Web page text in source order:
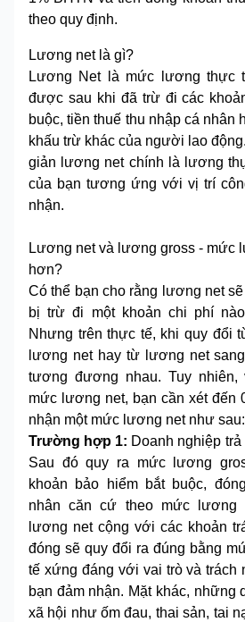
theo quy định.
Lương net là gì?
Lương Net là mức lương thực
được sau khi đã trừ đi các
buộc, tiền thuế thu nhập cá nhân
khấu trừ khác của người lao
giản lương net chính là lương
của bạn tương ứng với vị trí
nhận.
Lương net và lương gross - mức
hơn?
Có thể bạn cho rằng lương net
bị trừ đi một khoản chi phí
Nhưng trên thực tế, khi quy đổi
lương net hay từ lương net
tương đương nhau. Tuy nhiên,
mức lương net, bạn cần xét đến
nhận một mức lương net như sau:
Trường hợp 1: Doanh nghiệp
Sau đó quy ra mức lương
khoản bảo hiểm bắt buộc,
nhân căn cứ theo mức lương
lương net cộng với các khoản
đóng sẽ quy đổi ra đúng bằng
tế xứng đáng với vai trò và trách
bạn đảm nhận. Mặt khác, những
xã hội như ốm đau, thai sản, tai